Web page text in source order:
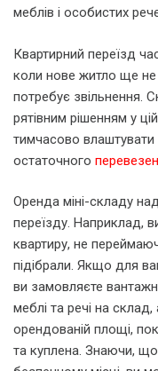
меблів і особистих
Квартирний переїзд
коли нове житло ще не
потребує звільнення.
рятівним рішенням у
тимчасово влаштувати
остаточного
Оренда міні-складу
переїзду. Наприклад,
квартиру, не
підібрали. Якщо для
ви замовляєте
меблі та речі на
орендованій площі,
та куплена. Знаючи, що